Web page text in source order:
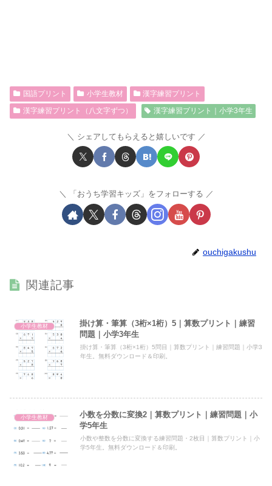
国語プリント 小学生教材
漢字練習プリント
漢字練習プリント（八文字ずつ）
漢字練習プリント｜小学3年生
シェアしてもらえると嬉しいです
「おうち学習キッズ」をフォローする
ouchigakushu
関連記事
小学生教材
掛け算・筆算（3桁×1桁）5｜算数プリント｜練習
問題｜小学3年生
掛け算・筆算（3桁×1桁）5問目｜算数プリント｜練習問題｜小学3
年生。無料ダウンロード＆印刷。
小学生教材
小数を分数に変換2｜算数プリント｜練習問題｜小
学5年生
小数や整数を分数に変換する練習問題・2枚目｜算数プリント｜小
学5年生。無料ダウンロード＆印刷。